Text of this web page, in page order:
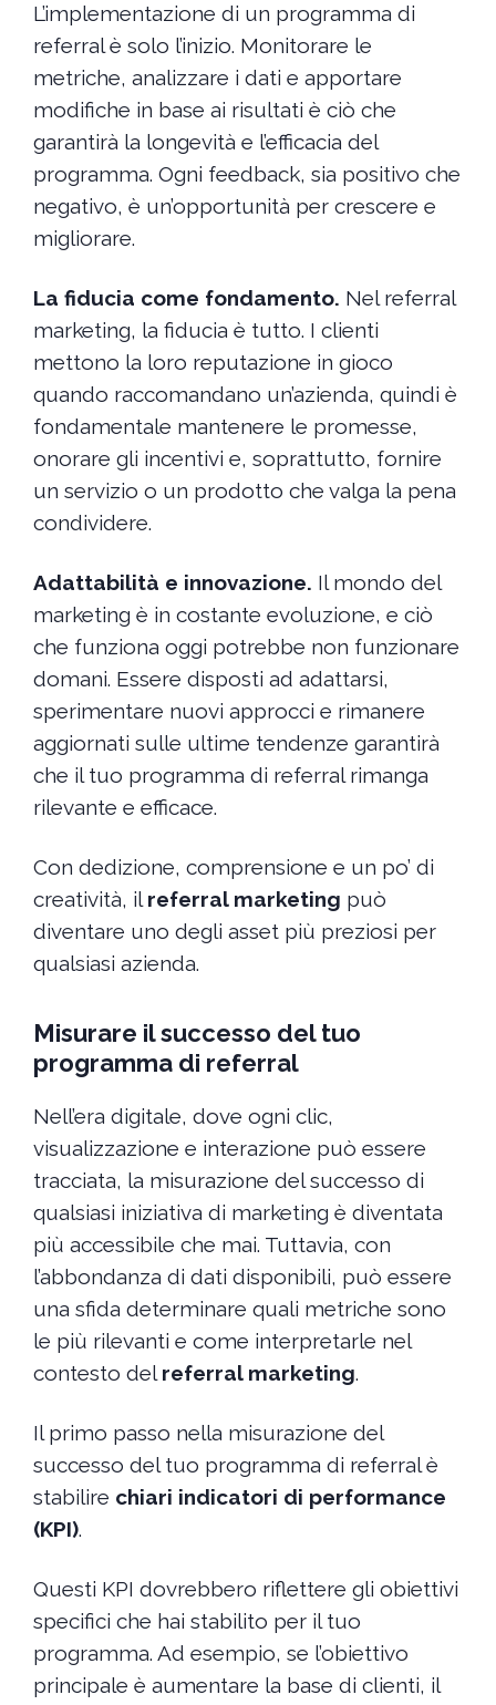
L’implementazione di un programma di
referral è solo l’inizio. Monitorare le
metriche, analizzare i dati e apportare
modifiche in base ai risultati è ciò che
garantirà la longevità e l’efficacia del
programma. Ogni feedback, sia positivo che
negativo, è un’opportunità per crescere e
migliorare.
La fiducia come fondamento. Nel referral
marketing, la fiducia è tutto. I clienti
mettono la loro reputazione in gioco
quando raccomandano un’azienda, quindi è
fondamentale mantenere le promesse,
onorare gli incentivi e, soprattutto, fornire
un servizio o un prodotto che valga la pena
condividere.
Adattabilità e innovazione. Il mondo del
marketing è in costante evoluzione, e ciò
che funziona oggi potrebbe non funzionare
domani. Essere disposti ad adattarsi,
sperimentare nuovi approcci e rimanere
aggiornati sulle ultime tendenze garantirà
che il tuo programma di referral rimanga
rilevante e efficace.
Con dedizione, comprensione e un po’ di
creatività, il referral marketing può
diventare uno degli asset più preziosi per
qualsiasi azienda.
Misurare il successo del tuo
programma di referral
Nell’era digitale, dove ogni clic,
visualizzazione e interazione può essere
tracciata, la misurazione del successo di
qualsiasi iniziativa di marketing è diventata
più accessibile che mai. Tuttavia, con
l’abbondanza di dati disponibili, può essere
una sfida determinare quali metriche sono
le più rilevanti e come interpretarle nel
contesto del referral marketing.
Il primo passo nella misurazione del
successo del tuo programma di referral è
stabilire chiari indicatori di performance
(KPI).
Questi KPI dovrebbero riflettere gli obiettivi
specifici che hai stabilito per il tuo
programma. Ad esempio, se l’obiettivo
principale è aumentare la base di clienti, il